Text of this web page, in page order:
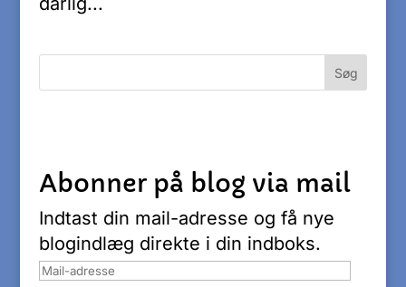
Abonner på blog via mail
Indtast din mail-adresse og få nye
blogindlæg direkte i din indboks.
Mail-